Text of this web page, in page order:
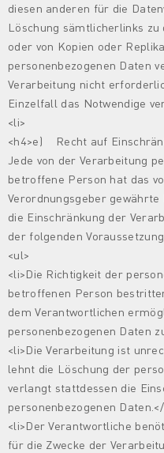
diesen anderen für die
Löschung sämtlicherlinks zu
oder von Kopien oder
personenbezogenen Daten
Verarbeitung nicht
Einzelfall das Notwendige
<li>
<h4>e) Recht auf
Jede von der Verarbeitung
betroffene Person hat das
Verordnungsgeber
die Einschränkung der
der folgenden
<ul>
<li>Die Richtigkeit der
betroffenen Person
dem Verantwortlichen
personenbezogenen Daten
<li>Die Verarbeitung ist
lehnt die Löschung der
verlangt stattdessen die
personenbezogenen
<li>Der Verantwortliche
für die Zwecke der